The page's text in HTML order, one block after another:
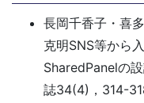
長岡千香子・喜
克明SNS等から
SharedPanelの
誌34(4)，314-